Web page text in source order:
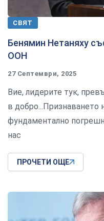
СВЯТ
Бенямин Нетаняху
ООН
27 Септември, 2025
Вие, лидерите тук,
в добро...Признаването
фундаментално
нас
ПРОЧЕТИ ОЩЕ